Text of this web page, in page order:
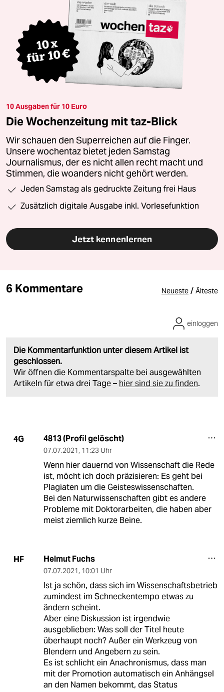
10 Ausgaben für 10 Euro
Die Wochenzeitung mit taz-Blick
Wir schauen den Superreichen auf die Finger.
Unsere wochentaz bietet jeden Samstag
Journalismus, der es nicht allen recht macht und
Stimmen, die woanders nicht gehört werden.
Jeden Samstag als gedruckte Zeitung frei Haus
Zusätzlich digitale Ausgabe inkl. Vorlesefunktion
Jetzt kennenlernen
6 Kommentare Neueste / Älteste
Die Kommentarfunktion unter diesem Artikel ist
geschlossen.
Wir öffnen die Kommentarspalte bei ausgewählten
Artikeln für etwa drei Tage – hier sind sie zu finden.
einloggen
4G 4813 (Profil gelöscht)
07.07.2021, 11:23 Uhr
Wenn hier dauernd von Wissenschaft die Rede
ist, möcht ich doch präzisieren: Es geht bei
Plagiaten um die Geisteswissenschaften.
Bei den Naturwissenschaften gibt es andere
Probleme mit Doktorarbeiten, die haben aber
meist ziemlich kurze Beine.
HF Helmut Fuchs
07.07.2021, 10:01 Uhr
Ist ja schön, dass sich im Wissenschaftsbetrieb
zumindest im Schneckentempo etwas zu
ändern scheint.
Aber eine Diskussion ist irgendwie
ausgeblieben: Was soll der Titel heute
überhaupt noch? Außer ein Werkzeug von
Blendern und Angebern zu sein.
Es ist schlicht ein Anachronismus, dass man
mit der Promotion automatisch ein Anhängsel
an den Namen bekommt, das Status